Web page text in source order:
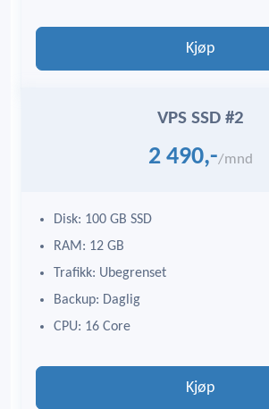
Kjøp
VPS SSD #2
2 490,-/mnd
Disk: 100 GB SSD
RAM: 12 GB
Trafikk: Ubegrenset
Backup: Daglig
CPU: 16 Core
Kjøp